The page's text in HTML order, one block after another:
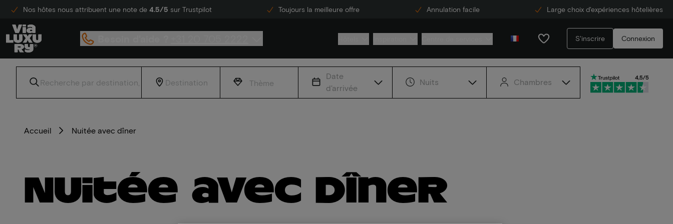
Nos hôtes nous attribuent une note de 4.5/5 sur Trustpilot Toujours la meilleure offre Annulation facile Large choix d'expériences hôtelières
S'inscrire Connexion
Thème
Date
d'arrivée
Nuits Chambres
Accueil Nuitée avec dîner
Nuitée avec dîner